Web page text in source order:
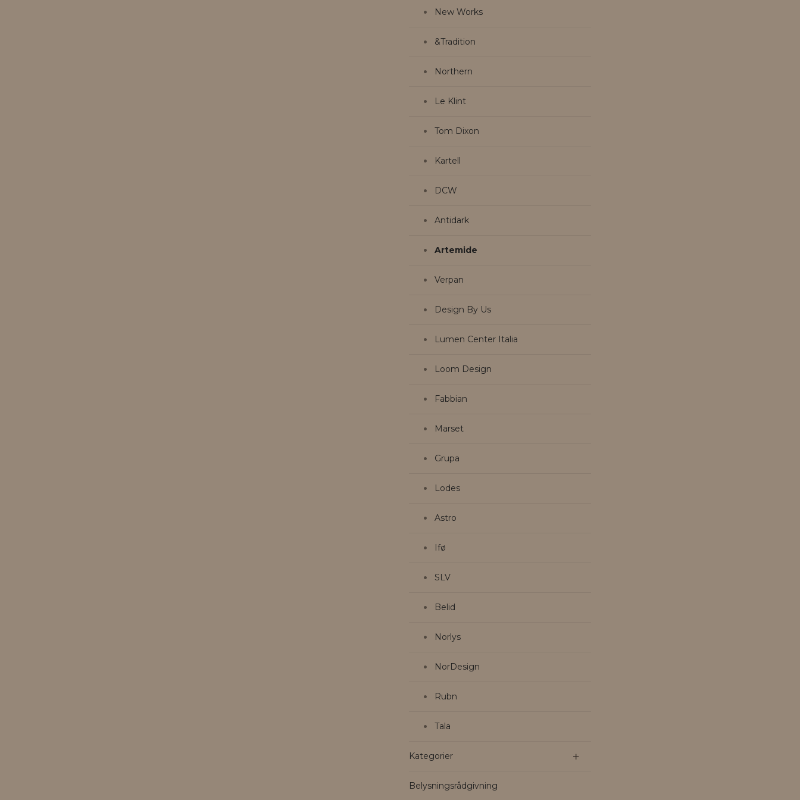
New Works
&Tradition
Northern
Le Klint
Tom Dixon
Kartell
DCW
Antidark
Artemide
Verpan
Design By Us
Lumen Center Italia
Loom Design
Fabbian
Marset
Grupa
Lodes
Astro
Ifø
SLV
Belid
Norlys
NorDesign
Rubn
Tala
Kategorier
Belysningsrådgivning